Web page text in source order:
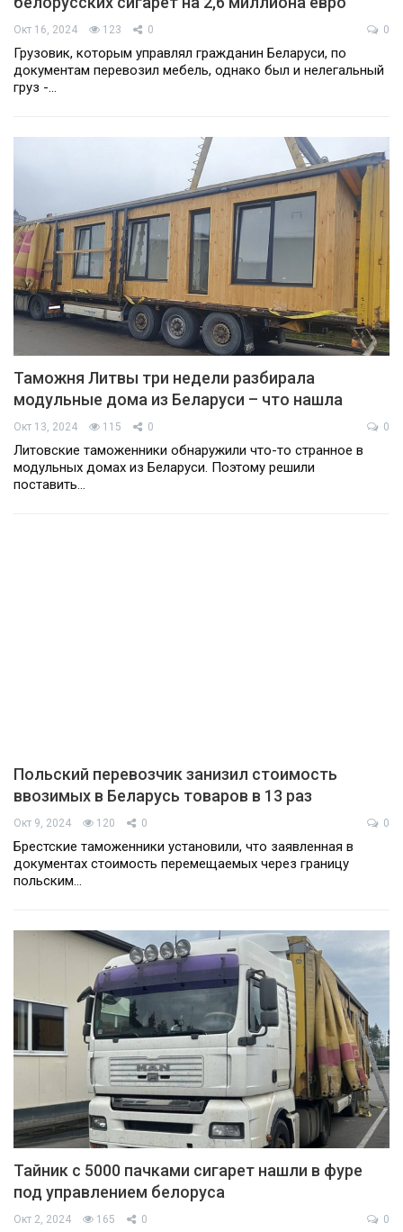
Окт 16, 2024 123 0 0
Грузовик, которым управлял гражданин Беларуси, по
документам перевозил мебель, однако был и нелегальный
груз -…
Таможня Литвы три недели разбирала
модульные дома из Беларуси – что нашла
Окт 13, 2024 115 0 0
Литовские таможенники обнаружили что-то странное в
модульных домах из Беларуси. Поэтому решили
поставить…
Польский перевозчик занизил стоимость
ввозимых в Беларусь товаров в 13 раз
Окт 9, 2024 120 0 0
Брестские таможенники установили, что заявленная в
документах стоимость перемещаемых через границу
польским…
Тайник с 5000 пачками сигарет нашли в фуре
под управлением белоруса
Окт 2, 2024 165 0 0